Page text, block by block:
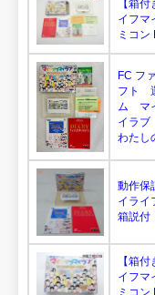
【箱
イフマ
ミコン
FC フ
フト
ム マ
イラ
わたし
動作保
イライ
箱説付
【箱
イフマ
ミコン